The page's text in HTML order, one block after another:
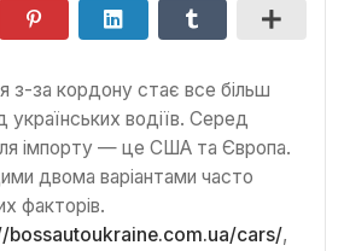
з-за кордону стає все більш
водіїв. Серед
імпорту — це США та Європа.
двома варіантами часто
факторів.
bossautoukraine.com.ua/cars/,